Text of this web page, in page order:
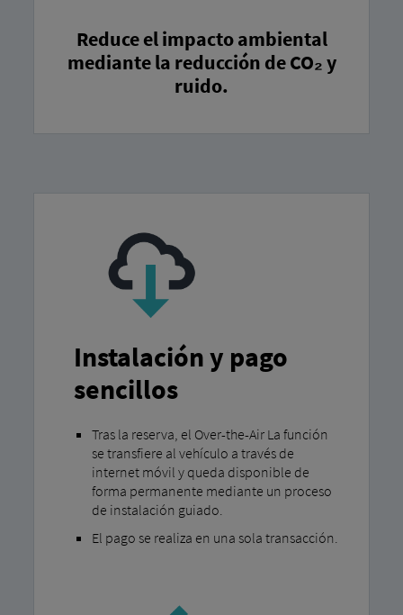
Reduce el impacto ambiental
mediante la reducción de CO₂ y
ruido.
Instalación y pago
sencillos
Tras la reserva, el Over-the-Air La función
se transfiere al vehículo a través de
internet móvil y queda disponible de
forma permanente mediante un proceso
de instalación guiado.
El pago se realiza en una sola transacción.